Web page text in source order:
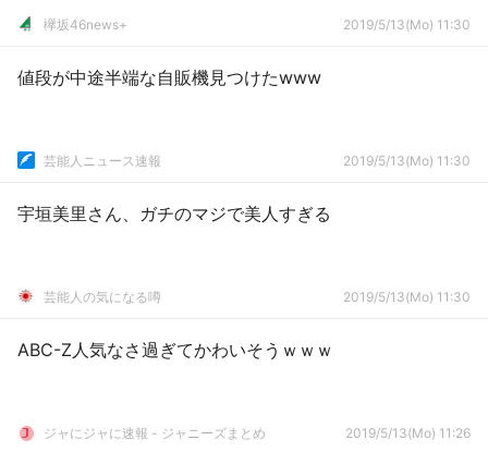
欅坂46news+ 2019/5/13(Mo) 11:30
値段が中途半端な自販機見つけたwww
芸能人ニュース速報 2019/5/13(Mo) 11:30
宇垣美里さん、ガチのマジで美人すぎる
芸能人の気になる噂 2019/5/13(Mo) 11:30
ABC-Z人気なさ過ぎてかわいそうｗｗｗ
ジャにジャに速報 - ジャニーズまとめ 2019/5/13(Mo) 11:26